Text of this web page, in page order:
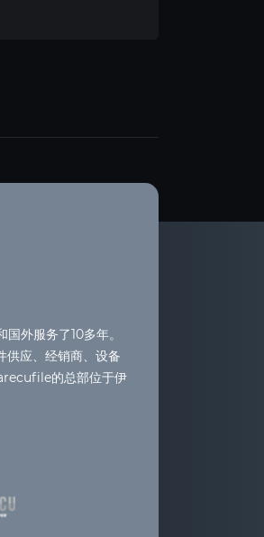
外服务了10多年。
供应、经销商、设备
的总部位于伊